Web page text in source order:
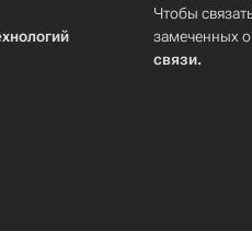
Чтобы
замеченных
связи.